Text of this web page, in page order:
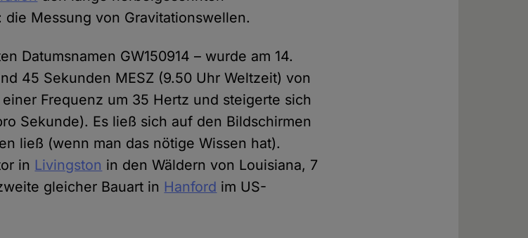
Messung von Gravitationswellen.
Datumsnamen GW150914 – wurde am 14.
45 Sekunden MESZ (9.50 Uhr Weltzeit) von
Frequenz um 35 Hertz und steigerte sich
Sekunde). Es ließ sich auf den Bildschirmen
ließ (wenn man das nötige Wissen hat).
in Livingston in den Wäldern von Louisiana, 7
gleicher Bauart in Hanford im US-